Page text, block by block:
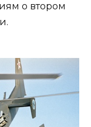
о втором